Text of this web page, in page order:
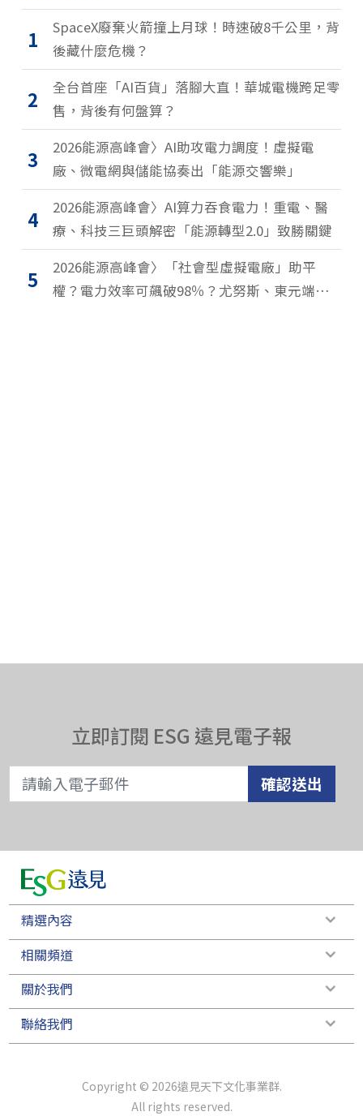
1
SpaceX廢棄火箭撞上月球！時速破8千公里，背
後藏什麼危機？
2
全台首座「AI百貨」落腳大直！華城電機跨足零
售，背後有何盤算？
3
2026能源高峰會〉AI助攻電力調度！虛擬電
廠、微電網與儲能協奏出「能源交響樂」
4
2026能源高峰會〉AI算力吞食電力！重電、醫
療、科技三巨頭解密「能源轉型2.0」致勝關鍵
5
2026能源高峰會〉「社會型虛擬電廠」助平
權？電力效率可飆破98％？尤努斯、東元端能
立即訂閱 ESG 遠見電子報
確認送出
精選內容
相關頻道
關於我們
聯絡我們
Copyright © 2026遠見天下文化事業群.
All rights reserved.